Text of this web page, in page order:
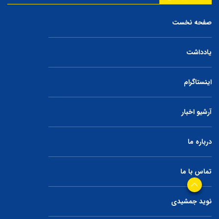
صفحه نخست
یادداشت
اینستاگرام
آرشیو اخبار
درباره ما
تماس با ما
نوید جمشیدی